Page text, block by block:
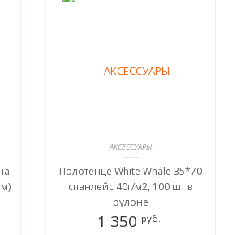
АКСЕССУАРЫ
Полотенце White Whale 35*70
спанлейс 40г/м2, 100 шт в
рулоне
1 350 руб.-